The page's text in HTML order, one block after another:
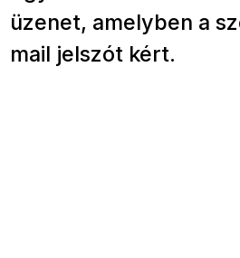
üzenet, amelyben a
mail jelszót kért.